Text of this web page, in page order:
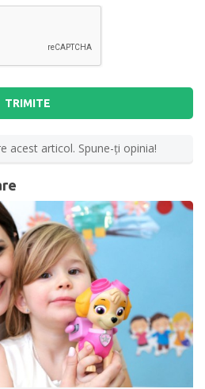
TRIMITE
acest articol. Spune-ţi opinia!